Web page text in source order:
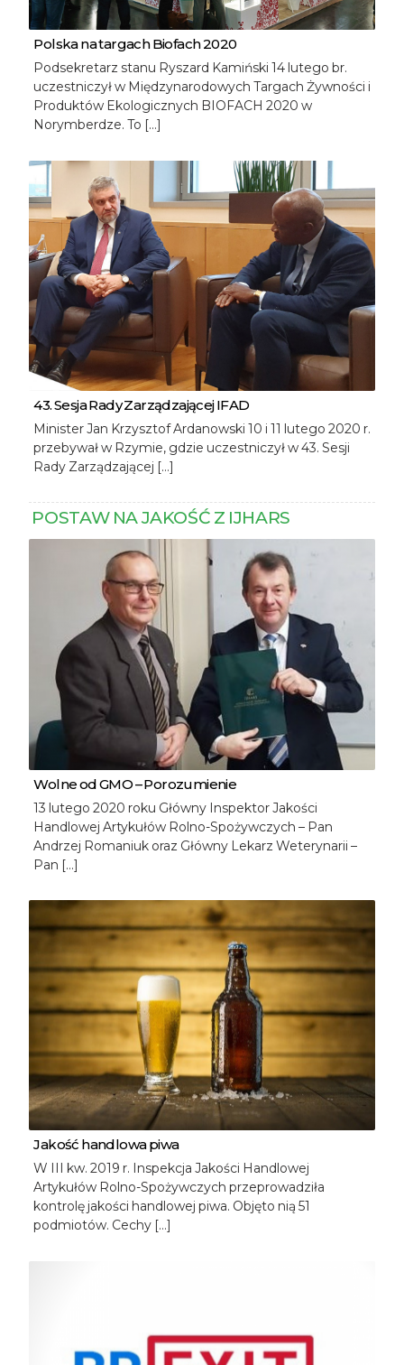
Polska na targach Biofach 2020
Podsekretarz stanu Ryszard Kamiński 14 lutego br.
uczestniczył w Międzynarodowych Targach Żywności i
Produktów Ekologicznych BIOFACH 2020 w
Norymberdze. To […]
43. Sesja Rady Zarządzającej IFAD
Minister Jan Krzysztof Ardanowski 10 i 11 lutego 2020 r.
przebywał w Rzymie, gdzie uczestniczył w 43. Sesji
Rady Zarządzającej […]
POSTAW NA JAKOŚĆ Z IJHARS
Wolne od GMO – Porozumienie
13 lutego 2020 roku Główny Inspektor Jakości
Handlowej Artykułów Rolno-Spożywczych – Pan
Andrzej Romaniuk oraz Główny Lekarz Weterynarii –
Pan […]
Jakość handlowa piwa
W III kw. 2019 r. Inspekcja Jakości Handlowej
Artykułów Rolno-Spożywczych przeprowadziła
kontrolę jakości handlowej piwa. Objęto nią 51
podmiotów. Cechy […]